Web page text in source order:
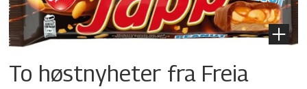
To høstnyheter fra Freia